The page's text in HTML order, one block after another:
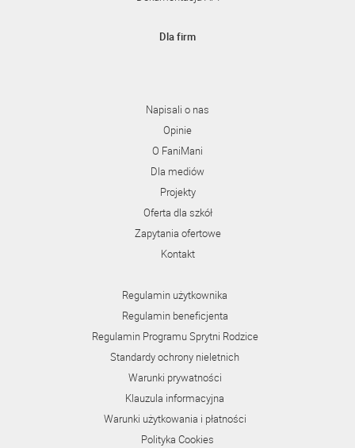
Dla firm
Napisali o nas
Opinie
O FaniMani
Dla mediów
Projekty
Oferta dla szkół
Zapytania ofertowe
Kontakt
Regulamin użytkownika
Regulamin beneficjenta
Regulamin Programu Sprytni Rodzice
Standardy ochrony nieletnich
Warunki prywatności
Klauzula informacyjna
Warunki użytkowania i płatności
Polityka Cookies